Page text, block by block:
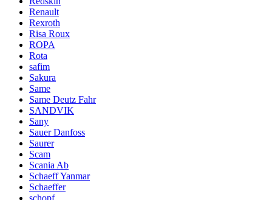
Renault
Rexroth
Risa Roux
ROPA
Rota
safim
Sakura
Same
Same Deutz Fahr
SANDVIK
Sany
Sauer Danfoss
Saurer
Scam
Scania Ab
Schaeff Yanmar
Schaeffer
schopf